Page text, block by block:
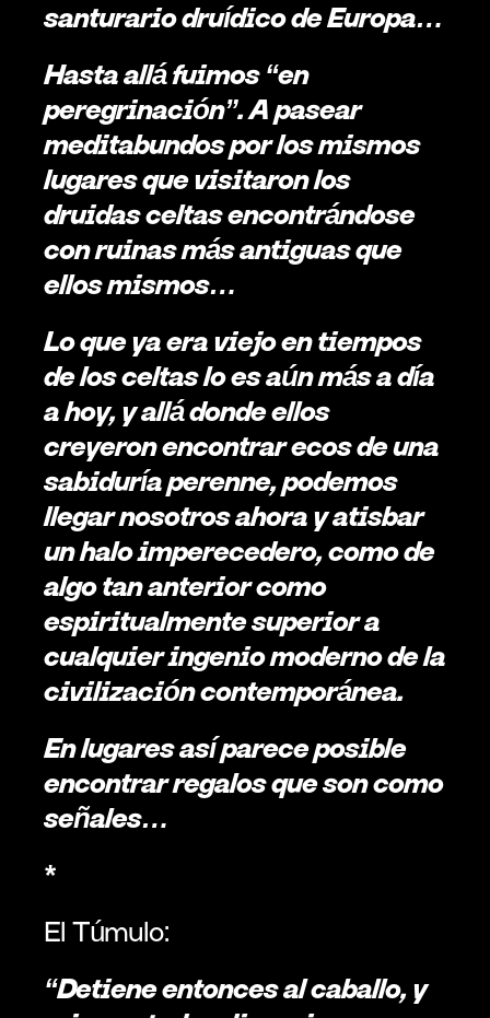
Hasta allá fuimos “en
peregrinación”. A pasear
meditabundos por los mismos
lugares que visitaron los
druidas celtas encontrándose
con ruinas más antiguas que
ellos mismos…
Lo que ya era viejo en tiempos
de los celtas lo es aún más a día
a hoy, y allá donde ellos
creyeron encontrar ecos de una
sabiduría perenne, podemos
llegar nosotros ahora y atisbar
un halo imperecedero, como de
algo tan anterior como
espiritualmente superior a
cualquier ingenio moderno de la
civilización contemporánea.
En lugares así parece posible
encontrar regalos que son como
señales…
*
El Túmulo:
“Detiene entonces al caballo, y